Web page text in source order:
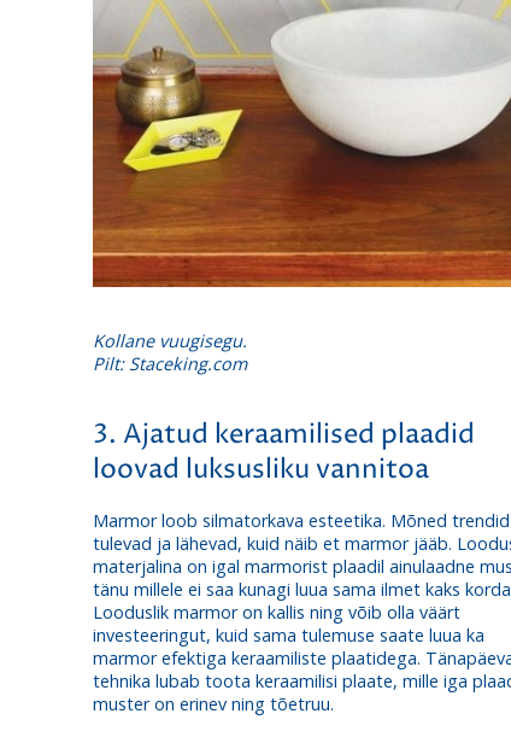
Kollane vuugisegu.
Pilt: Staceking.com
3. Ajatud keraamilised plaadid
loovad luksusliku vannitoa
Marmor loob silmatorkava esteetika. Mõned trendid
tulevad ja lähevad, kuid näib et marmor jääb.
materjalina on igal marmorist plaadil ainulaadne
tänu millele ei saa kunagi luua sama ilmet kaks
Looduslik marmor on kallis ning võib olla väärt
investeeringut, kuid sama tulemuse saate luua ka
marmor efektiga keraamiliste plaatidega.
tehnika lubab toota keraamilisi plaate, mille iga
muster on erinev ning tõetruu.